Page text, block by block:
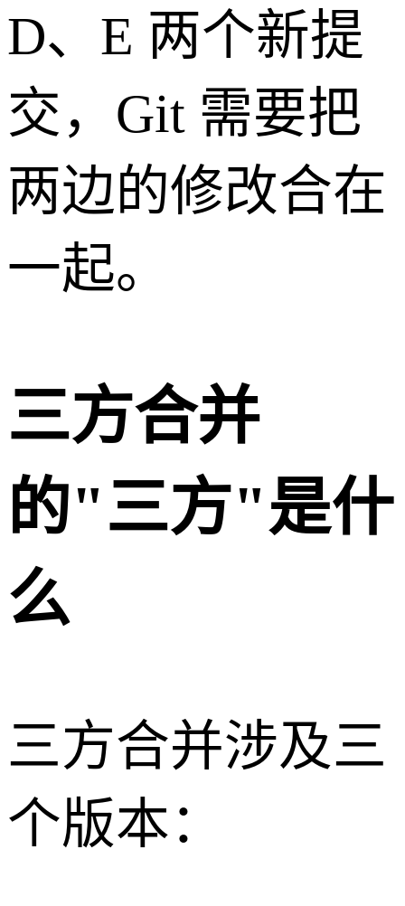
D、E 两个新提
交，Git 需要把
两边的修改合在
一起。
三方合并
的"三方"是什
么
三方合并涉及三
个版本：